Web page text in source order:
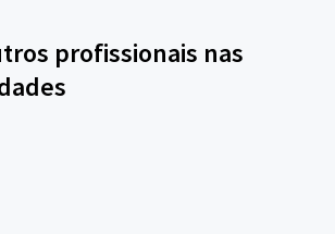
profissionais nas